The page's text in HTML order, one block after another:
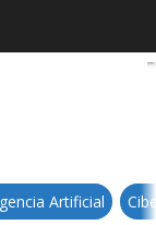
Abejas: 2
Artificial